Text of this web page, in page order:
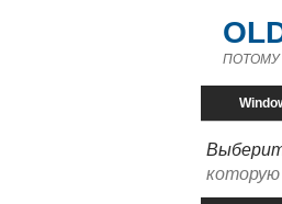
ПОТОМУ